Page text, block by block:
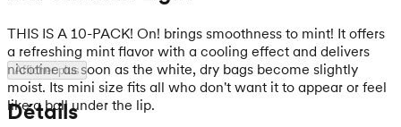
THIS IS A 10-PACK! On! brings smoothness to mint! It offers
a refreshing mint flavor with a cooling effect and delivers
nicotine as soon as the white, dry bags become slightly
moist. Its mini size fits all who don't want it to appear or feel
like a ball under the lip.
Afficher plus
Détails